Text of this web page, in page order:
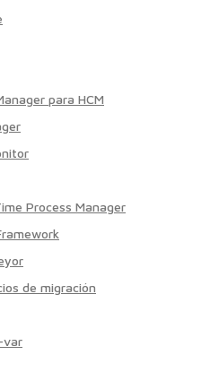
para HCM
Process Manager
de migración
var